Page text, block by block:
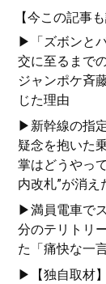
【今この記事
▶「ズボンと
交に至るまで
ジャンポケ斉
じた理由
▶新幹線の指
疑念を抱いた
掌はどうやっ
内改札”が消
▶満員電車で
分のテリトリ
た「痛快な一言
▶【独自取材